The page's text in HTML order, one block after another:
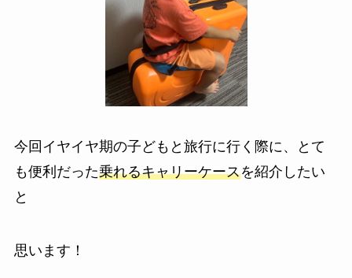
今回イヤイヤ期の子どもと旅行に行く際に、とて
も便利だった乗れるキャリーケースを紹介したい
と
思います！